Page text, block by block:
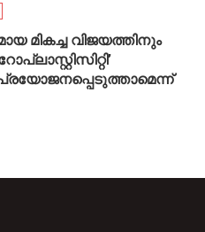
മികച്ച വിജയത്തിനും